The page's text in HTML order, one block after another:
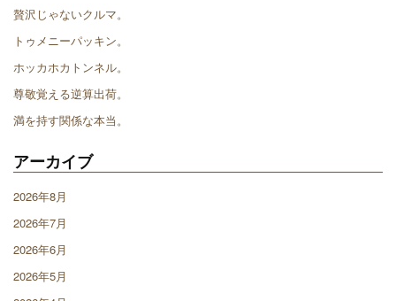
贅沢じゃないクルマ。
トゥメニーパッキン。
ホッカホカトンネル。
尊敬覚える逆算出荷。
満を持す関係な本当。
アーカイブ
2026年8月
2026年7月
2026年6月
2026年5月